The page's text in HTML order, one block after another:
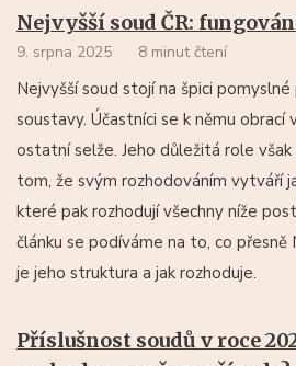
Nejvyšší soud ČR:
9. srpna 2025 8 minut čtení
Nejvyšší soud stojí na špici
soustavy. Účastníci se k němu obrací
ostatní selže. Jeho důležitá role
tom, že svým rozhodováním vytváří
které pak rozhodují všechny níže
článku se podíváme na to, co přesně
je jeho struktura a jak rozhoduje.
Příslušnost soudů v roce